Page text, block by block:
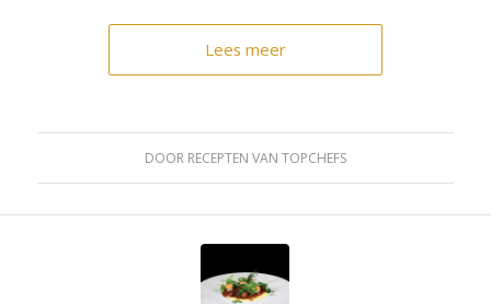
Lees meer
DOOR RECEPTEN VAN TOPCHEFS